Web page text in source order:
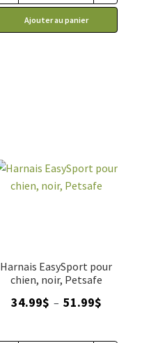
à
Ajouter au panier
Harnais EasySport pour
chien, noir, Petsafe
34.99$ – 51.99$Plage